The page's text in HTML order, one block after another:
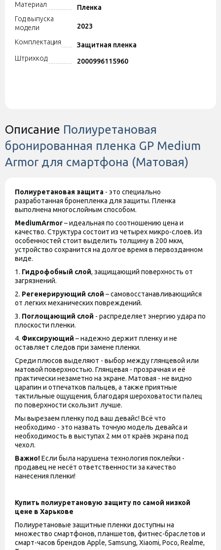
Материал
Пленка
Год выпуска
модели
2023
Комплектация
Защитная пленка
Штрихкод
2000996115960
Описание Полиуретановая
бронированная пленка GP Medium
Armor для смартфона (Матовая)
Полиуретановая защита - это специально
разработанная бронепленка для защиты. Пленка
выполнена многослойным способом.
MediumArmor– идеальная по соотношению цена и
качество. Структура состоит из четырех микро-слоев. Из
особенностей стоит выделить толщину в 200 мкм,
устройство сохранится на долгое время в первозданном
виде.
1. Гидрофобный слой, защищающий поверхность от
загрязнений.
2. Регенерирующий слой – самовосстанавливающийся
от легких механических повреждений.
3. Поглощающий слой - распределяет энергию удара по
плоскости пленки.
4. Фиксирующий – надежно держит пленку и не
оставляет следов при замене пленки.
Среди плюсов выделяют - выбор между глянцевой или
матовой поверхностью. Глянцевая - прозрачная и её
практически незаметно на экране. Матовая - не видно
царапин и отпечатков пальцев, а также приятные
тактильные ощущения, благодаря шероховатости палец
по поверхности скользит лучше.
Мы вырезаем пленку под ваш девайс! Всё что
необходимо - это назвать точную модель девайса и
необходимость в выступах 2 мм от краёв экрана под
чехол.
Важно!Если была нарушена технология поклейки -
продавец не несёт ответственности за качество
нанесения пленки!
Купить полиуретановую защиту по самой низкой
цене в Харькове
Полиуретановые защитные пленки доступны на
множество смартфонов, планшетов, фитнес-браслетов и
смарт-часов брендов Apple, Samsung, Xiaomi, Poco, Realme,